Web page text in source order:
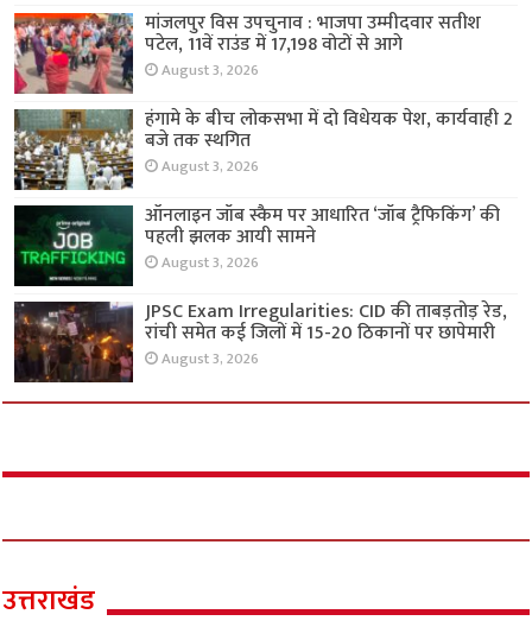
मांजलपुर विस उपचुनाव : भाजपा उम्मीदवार सतीश
पटेल, 11वें राउंड में 17,198 वोटों से आगे
August 3, 2026
हंगामे के बीच लोकसभा में दो विधेयक पेश, कार्यवाही 2
बजे तक स्थगित
August 3, 2026
ऑनलाइन जॉब स्कैम पर आधारित ‘जॉब ट्रैफिकिंग’ की
पहली झलक आयी सामने
August 3, 2026
JPSC Exam Irregularities: CID की ताबड़तोड़ रेड,
रांची समेत कई जिलों में 15-20 ठिकानों पर छापेमारी
August 3, 2026
उत्तराखंड